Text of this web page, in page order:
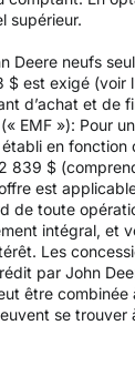
supérieur.
Deere neufs
est exigé (voir
d’achat et de
EMF »): Pour
en fonction
839 $
est
de toute
intégral, et
Les
par John
être combinée
se trouver